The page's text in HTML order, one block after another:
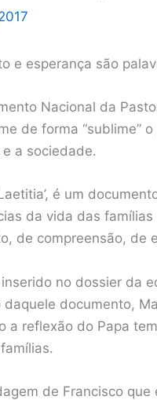
e esperança são
Nacional da
de forma “sublime”
a sociedade.
Laetitia’, é um
da vida das
de compreensão, de
no dossier da
daquele documento,
a reflexão do Papa
de Francisco